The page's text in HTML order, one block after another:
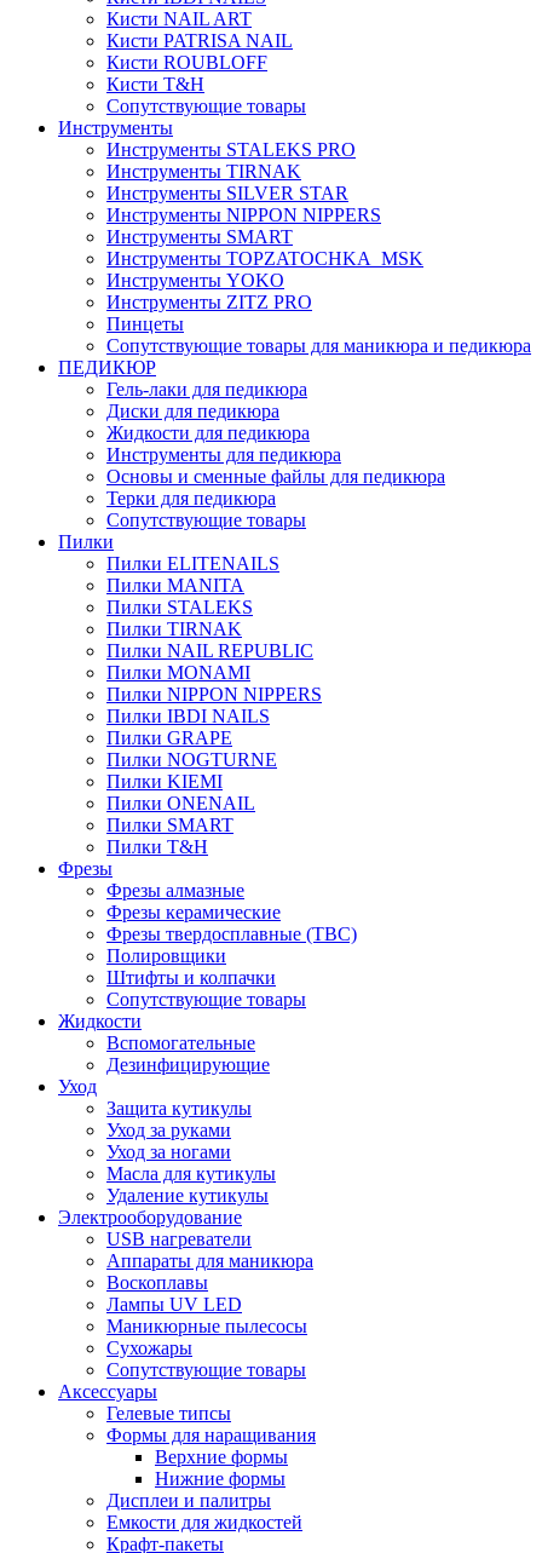
Кисти NAIL ART
Кисти PATRISA NAIL
Кисти ROUBLOFF
Кисти T&H
Сопутствующие товары
Инструменты
Инструменты STALEKS PRO
Инструменты TIRNAK
Инструменты SILVER STAR
Инструменты NIPPON NIPPERS
Инструменты SMART
Инструменты TOPZATOCHKA_MSK
Инструменты YOKO
Инструменты ZITZ PRO
Пинцеты
Сопутствующие товары для маникюра и педикюра
ПЕДИКЮР
Гель-лаки для педикюра
Диски для педикюра
Жидкости для педикюра
Инструменты для педикюра
Основы и сменные файлы для педикюра
Терки для педикюра
Сопутствующие товары
Пилки
Пилки ELITENAILS
Пилки MANITA
Пилки STALEKS
Пилки TIRNAK
Пилки NAIL REPUBLIC
Пилки MONAMI
Пилки NIPPON NIPPERS
Пилки IBDI NAILS
Пилки GRAPE
Пилки NOGTURNE
Пилки KIEMI
Пилки ONENAIL
Пилки SMART
Пилки T&H
Фрезы
Фрезы алмазные
Фрезы керамические
Фрезы твердосплавные (ТВС)
Полировщики
Штифты и колпачки
Сопутствующие товары
Жидкости
Вспомогательные
Дезинфицирующие
Уход
Защита кутикулы
Уход за руками
Уход за ногами
Масла для кутикулы
Удаление кутикулы
Электрооборудование
USB нагреватели
Аппараты для маникюра
Воскоплавы
Лампы UV LED
Маникюрные пылесосы
Сухожары
Сопутствующие товары
Аксессуары
Гелевые типсы
Формы для наращивания
Верхние формы
Нижние формы
Дисплеи и палитры
Емкости для жидкостей
Крафт-пакеты